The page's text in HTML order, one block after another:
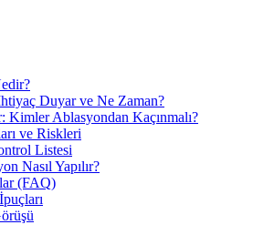
Duyar ve Ne Zaman?
Kimler Ablasyondan Kaçınmalı?
ve Riskleri
Listesi
Nasıl Yapılır?
(FAQ)